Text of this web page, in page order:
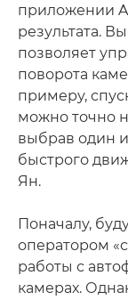
приложении
результата.
позволяет
поворота
примеру,
можно точно
выбрав один
быстрого
Ян.
Поначалу,
оператором
работы с
камерах.